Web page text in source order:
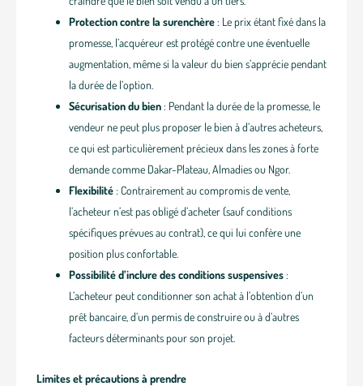
Protection contre la surenchère: Le prix étant fixé dans la
promesse, l’acquéreur est protégé contre une éventuelle
augmentation, même si la valeur du bien s’apprécie pendant
la durée de l’option.
Sécurisation du bien: Pendant la durée de la promesse, le
vendeur ne peut plus proposer le bien à d’autres acheteurs,
ce qui est particulièrement précieux dans les zones à forte
demande comme Dakar-Plateau, Almadies ou Ngor.
Flexibilité: Contrairement au compromis de vente,
l’acheteur n’est pas obligé d’acheter (sauf conditions
spécifiques prévues au contrat), ce qui lui confère une
position plus confortable.
Possibilité d’inclure des conditions suspensives:
L’acheteur peut conditionner son achat à l’obtention d’un
prêt bancaire, d’un permis de construire ou à d’autres
facteurs déterminants pour son projet.
Limites et précautions à prendre